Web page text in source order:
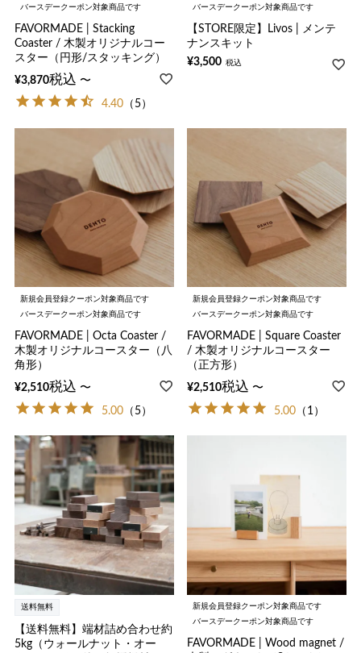
バースデークーポン対象商品です
FAVORMADE | Stacking
Coaster / 木製オリジナルコー
スター（円形/スタッキング）
¥3,870税込 〜
4.40 （5）
バースデークーポン対象商品です
【STORE限定】Livos | メンテ
ナンスキット
¥3,500 税込
新規会員登録クーポン対象商品です
バースデークーポン対象商品です
FAVORMADE | Octa Coaster /
木製オリジナルコースター（八
角形）
¥2,510税込 〜
5.00 （5）
新規会員登録クーポン対象商品です
バースデークーポン対象商品です
FAVORMADE | Square Coaster
/ 木製オリジナルコースター
（正方形）
¥2,510税込 〜
5.00 （1）
送料無料
【送料無料】端材詰め合わせ約
5kg（ウォールナット・オー
新規会員登録クーポン対象商品です
バースデークーポン対象商品です
FAVORMADE | Wood magnet /